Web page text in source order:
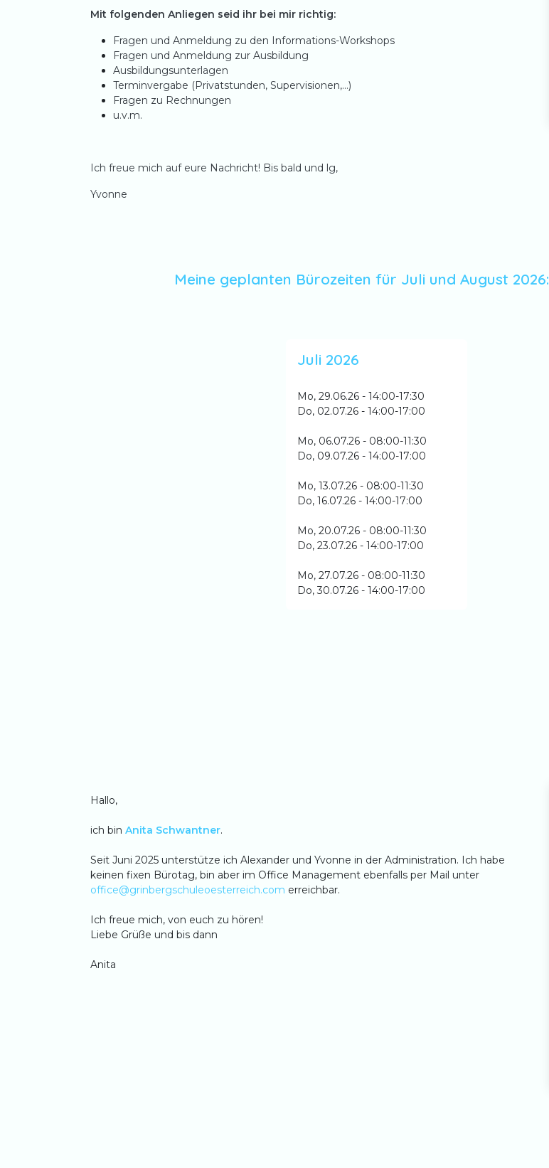
Mit folgenden Anliegen seid ihr bei mir richtig:
Fragen und Anmeldung zu den Informations-Workshops
Fragen und Anmeldung zur Ausbildung
Ausbildungsunterlagen
Terminvergabe (Privatstunden, Supervisionen,…)
Fragen zu Rechnungen
u.v.m.
Ich freue mich auf eure Nachricht! Bis bald und lg,
Yvonne
Meine geplanten Bürozeiten für Juli und August 2026:
Juli 2026
Mo, 29.06.26 - 14:00-17:30
Do, 02.07.26 - 14:00-17:00
Mo, 06.07.26 - 08:00-11:30
Do, 09.07.26 - 14:00-17:00
Mo, 13.07.26 - 08:00-11:30
Do, 16.07.26 - 14:00-17:00
Mo, 20.07.26 - 08:00-11:30
Do, 23.07.26 - 14:00-17:00
Mo, 27.07.26 - 08:00-11:30
Do, 30.07.26 - 14:00-17:00
Hallo,
ich bin Anita Schwantner.
Seit Juni 2025 unterstütze ich Alexander und Yvonne in der Administration. Ich habe
keinen fixen Bürotag, bin aber im Office Management ebenfalls per Mail unter
office@grinbergschuleoesterreich.com erreichbar.
Ich freue mich, von euch zu hören!
Liebe Grüße und bis dann
Anita